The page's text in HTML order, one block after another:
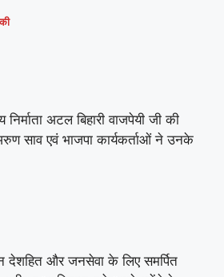
अटल बिहारी वाजपेयी जी की
साव एवं भाजपा कार्यकर्ताओं ने उनके
देशहित और जनसेवा के लिए समर्पित